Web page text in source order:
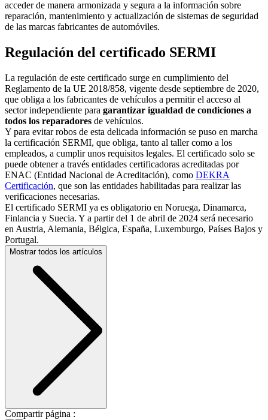
acceder de manera armonizada y segura a la información sobre
reparación, mantenimiento y actualización de sistemas de seguridad
de las marcas fabricantes de automóviles.
Regulación del certificado SERMI
La regulación de este certificado surge en cumplimiento del
Reglamento de la UE 2018/858, vigente desde septiembre de 2020,
que obliga a los fabricantes de vehículos a permitir el acceso al
sector independiente para garantizar igualdad de condiciones a
todos los reparadores de vehículos.
Y para evitar robos de esta delicada información se puso en marcha
la certificación SERMI, que obliga, tanto al taller como a los
empleados, a cumplir unos requisitos legales. El certificado solo se
puede obtener a través entidades certificadoras acreditadas por
ENAC (Entidad Nacional de Acreditación), como DEKRA
Certificación, que son las entidades habilitadas para realizar las
verificaciones necesarias.
El certificado SERMI ya es obligatorio en Noruega, Dinamarca,
Finlancia y Suecia. Y a partir del 1 de abril de 2024 será necesario
en Austria, Alemania, Bélgica, España, Luxemburgo, Países Bajos y
Portugal.
Mostrar todos los artículos
Compartir página :